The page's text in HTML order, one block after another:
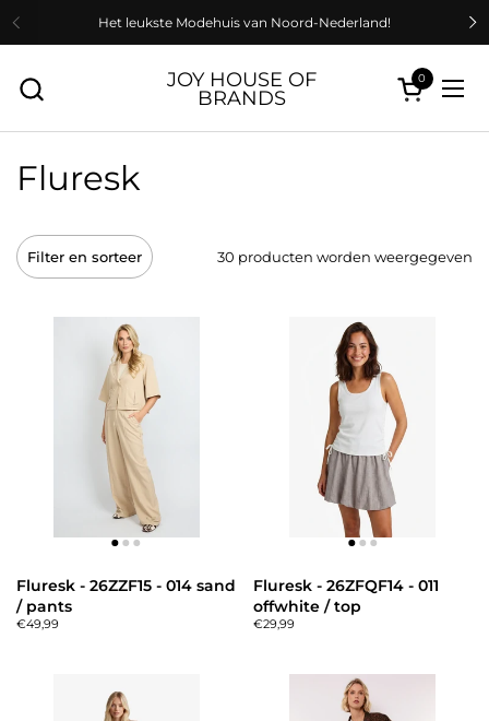
Vorige
Het leukste Modehuis van Noord-Nederland!
JOY HOUSE OF
BRANDS
0
Fluresk
Filter en sorteer 30 producten worden weergegeven
Fluresk - 26ZZF15 - 014 sand
/ pants
€49,99
Fluresk - 26ZFQF14 - 011
offwhite / top
€29,99